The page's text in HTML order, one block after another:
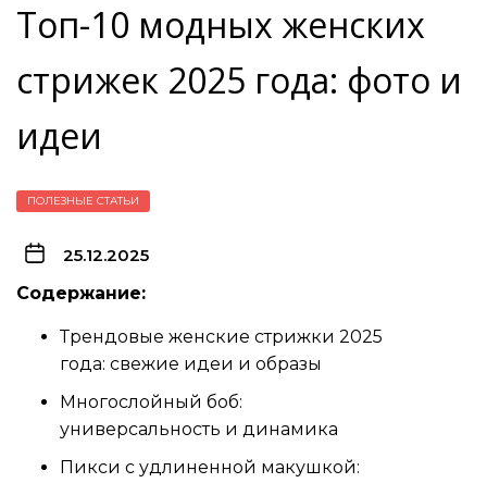
Топ-10 модных женских
стрижек 2025 года: фото и
идеи
ПОЛЕЗНЫЕ СТАТЬИ
25.12.2025
Содержание:
Трендовые женские стрижки 2025
года: свежие идеи и образы
Многослойный боб:
универсальность и динамика
Пикси с удлиненной макушкой: